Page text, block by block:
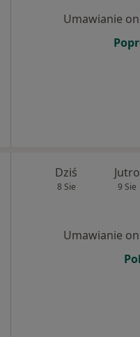
Umawianie
Dziś
8 Sie
Jutro
9 Sie
Umawianie